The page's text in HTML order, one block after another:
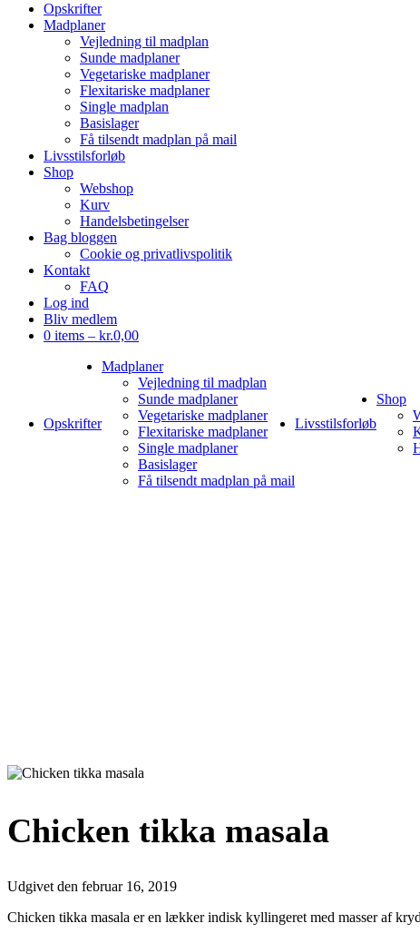
Opskrifter
Madplaner
Vejledning til madplan
Sunde madplaner
Vegetariske madplaner
Flexitariske madplaner
Single madplan
Basislager
Få tilsendt madplan på mail
Livsstilsforløb
Shop
Webshop
Kurv
Handelsbetingelser
Bag bloggen
Cookie og privatlivspolitik
Kontakt
FAQ
Log ind
Bliv medlem
0 items – kr.0,00
Opskrifter
Madplaner
Vejledning til madplan
Sunde madplaner
Vegetariske madplaner
Flexitariske madplaner
Single madplaner
Basislager
Få tilsendt madplan på mail
Livsstilsforløb
Shop
Chicken tikka masala
Udgivet den februar 16, 2019
Chicken tikka masala er en lækker indisk kyllingeret med masser af